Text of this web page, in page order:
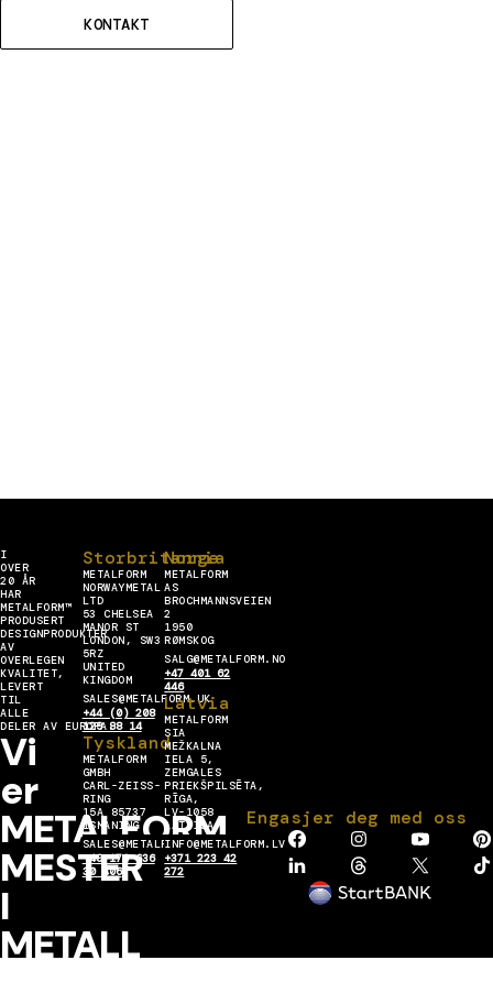
KONTAKT
I
OVER
20 ÅR
HAR
METALFORM™
PRODUSERT
DESIGNPRODUKTER
AV
OVERLEGEN
KVALITET,
LEVERT
TIL
ALLE
DELER AV EUROPA.
Vi
er
METALFORM
MESTER
I
METALL
Storbritannia
METALFORM
NORWAYMETAL
LTD
53 CHELSEA
MANOR ST
LONDON, SW3
5RZ
UNITED
KINGDOM
SALES@METALFORM.UK
+44 (0) 208
129 88 14
Tyskland
METALFORM
GMBH
CARL-ZEISS-
RING
15A 85737
ISMANING
SALES@METALFORMGROUP.DE
+49 176 636
30 406
Norge
METALFORM
AS
BROCHMANNSVEIEN
2
1950
RØMSKOG
SALG@METALFORM.NO
+47 401 62
446
Latvia
METALFORM
SIA
MEŽKALNA
IELA 5,
ZEMGALES
PRIEKŠPILSĒTA,
RĪGA,
LV-1058
LATVIJA
INFO@METALFORM.LV
+371 223 42
272
Engasjer deg med oss